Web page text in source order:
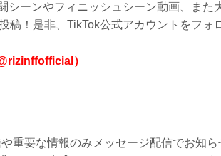
シーンやフィニッシュシーン動画、また
稿！是非、TikTok公式アカウントをフォ
）
重要な情報のみメッセージ配信でお知ら